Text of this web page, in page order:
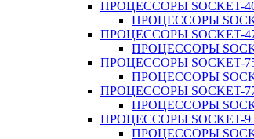
ПРОЦЕССОРЫ SOCKET-
ПРОЦЕССОРЫ
ПРОЦЕССОРЫ SOCKET-
ПРОЦЕССОРЫ
ПРОЦЕССОРЫ SOCKET-
ПРОЦЕССОРЫ
ПРОЦЕССОРЫ SOCKET-
ПРОЦЕССОРЫ
ПРОЦЕССОРЫ SOCKET-
ПРОЦЕССОРЫ